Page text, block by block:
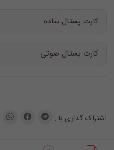
کارت پستال ساده
کارت پستال صوتی
اشتراک گذاری با :